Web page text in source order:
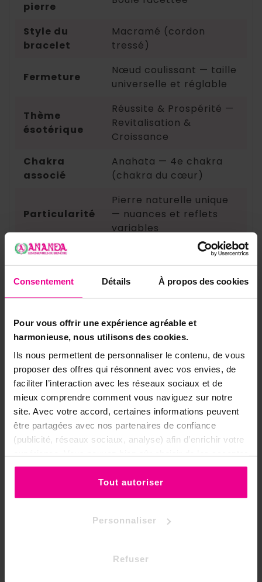
Consentement Détails À propos des cookies
Pour vous offrir une expérience agréable et
harmonieuse, nous utilisons des cookies.
Ils nous permettent de personnaliser le contenu, de vous
proposer des offres qui résonnent avec vos envies, de
faciliter l’interaction avec les réseaux sociaux et de
mieux comprendre comment vous naviguez sur notre
site. Avec votre accord, certaines informations peuvent
être partagées avec nos partenaires de confiance
(publicité, réseaux sociaux, analyse) afin d’enrichir votre
ou de les refuser.
Tout autoriser
Personnaliser
Refuser
pierre
Style du
bracelet
Macramé (cordon
tressé)
Fermeture
Nœud coulissant — taille
universelle et réglable
Thème
ésotérique
Réussite & Prospérité —
Revitalisation &
Croissance
Chakra
associé
Anahata — 4e chakra
(chakra du cœur)
Particularité
Pierre naturelle unique
— nuances et reflets
variables
Si vous aimez les bijoux en pierre naturelle
séduiront par leur style ou leur énergie
complémentaire :
Bracelet Yoga Oeil de Tigre Pompon
Lotus
Bracelet Lanières et Pierres Améthyste
Bracelet Améthyste, Cristal et Quartz
Rose
Bracelet Réglable Fleur de Vie
💎 Pendentifs en pierres à associer à
Un pendentif en pierre complémentaire